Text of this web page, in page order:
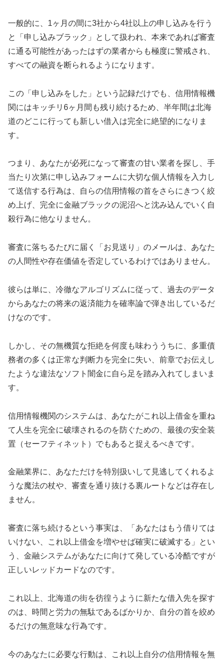
一般的に、1ヶ月の間に3社から4社以上の申し込みを行う
と「申し込みブラック」として扱われ、本来であれば審査
に通る可能性があったはずの業者からも極度に警戒され、
すべての融資を断られるようになります。
この「申し込みをした」という記録だけでも、信用情報機
関にはキッチリ6ヶ月間も残り続けるため、半年間は北海
道のどこに行っても新しい借入は完全に絶望的になりま
す。
つまり、あなたが必死になって審査の甘い業者を探し、手
当たり次第に申し込みフォームに大切な個人情報を入力し
て送信する行為は、自らの信用情報の首をさらにきつく絞
め上げ、完全に金融ブラックの泥沼へと沈み込んでいく自
殺行為に他なりません。
審査に落ちるたびに届く「お見送り」のメールは、あなた
の人間性や存在価値を否定しているわけではありません。
彼らは単に、冷徹なアルゴリズムに従って、過去のデータ
からあなたの将来の返済能力を確率論で弾き出しているだ
けなのです。
しかし、その無機質な拒絶を何度も味わううちに、多重債
務者の多くは正常な判断力を完全に失い、前章でお伝えし
たような違法なソフト闇金に自ら足を踏み入れてしまいま
す。
信用情報機関のシステムは、あなたがこれ以上借金を重ね
て人生を完全に破壊されるのを防ぐための、最後の安全装
置（セーフティネット）でもあると捉えるべきです。
金融業界に、あなただけを特別扱いして見逃してくれるよ
うな魔法の杖や、審査を通り抜ける裏ルートなどは存在し
ません。
審査に落ち続けるという事実は、「あなたはもう借りては
いけない、これ以上借金を増やせば確実に破滅する」とい
う、金融システムがあなたに向けて発している冷酷ですが
正しいレッドカードなのです。
これ以上、北海道の街を彷徨うように新たな借入先を探す
のは、時間と労力の無駄であるばかりか、自分の首を絞め
るだけの無意味な行為です。
今のあなたに必要な行動は、これ以上自分の信用情報を無